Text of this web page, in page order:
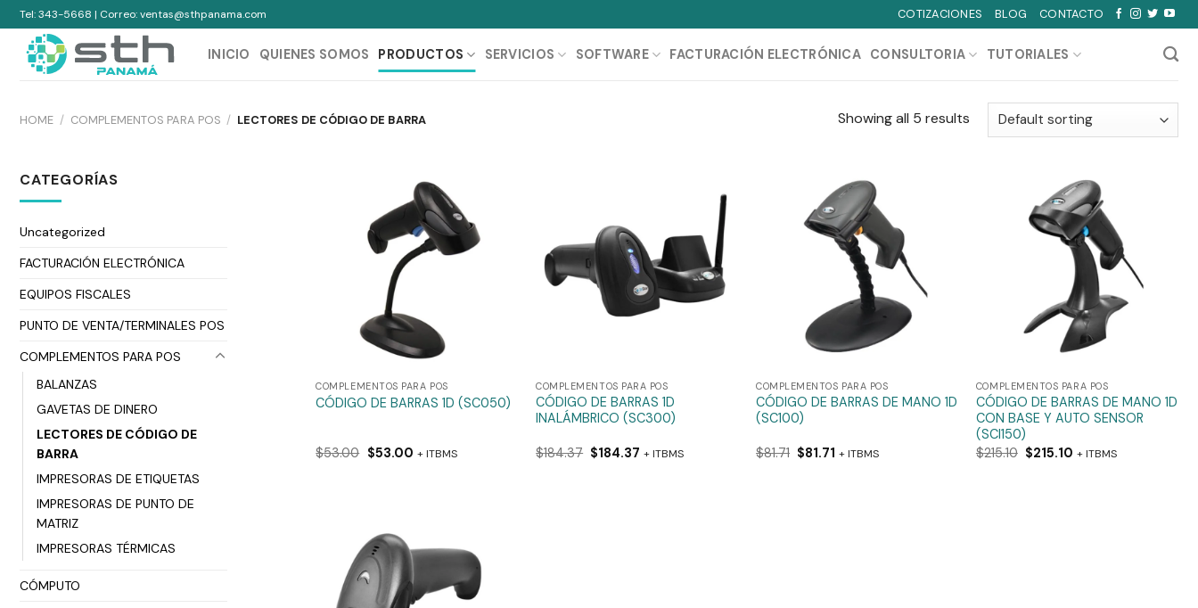
Skip
to
content
Tel: 343-5668 | Correo: ventas@sthpanama.com COTIZACIONES BLOG CONTACTO
INICIO QUIENES SOMOS PRODUCTOS SERVICIOS SOFTWARE FACTURACIÓN ELECTRÓNICA CONSULTORIA TUTORIALES
HOME / COMPLEMENTOS PARA POS / LECTORES DE CÓDIGO DE BARRA Showing all 5 results
CATEGORÍAS
Uncategorized
FACTURACIÓN ELECTRÓNICA
EQUIPOS FISCALES
PUNTO DE VENTA/TERMINALES POS
COMPLEMENTOS PARA POS
BALANZAS
GAVETAS DE DINERO
LECTORES DE CÓDIGO DE
BARRA
IMPRESORAS DE ETIQUETAS
IMPRESORAS DE PUNTO DE
MATRIZ
IMPRESORAS TÉRMICAS
CÓMPUTO
COMPLEMENTOS PARA POS
CÓDIGO DE BARRAS 1D (SC050)
$53.00 $53.00 + ITBMS
COMPLEMENTOS PARA POS
CÓDIGO DE BARRAS 1D
INALÁMBRICO (SC300)
$184.37 $184.37 + ITBMS
COMPLEMENTOS PARA POS
CÓDIGO DE BARRAS DE MANO 1D
(SC100)
$81.71 $81.71 + ITBMS
COMPLEMENTOS PARA POS
CÓDIGO DE BARRAS DE MANO 1D
CON BASE Y AUTO SENSOR
(SCI150)
$215.10 $215.10 + ITBMS